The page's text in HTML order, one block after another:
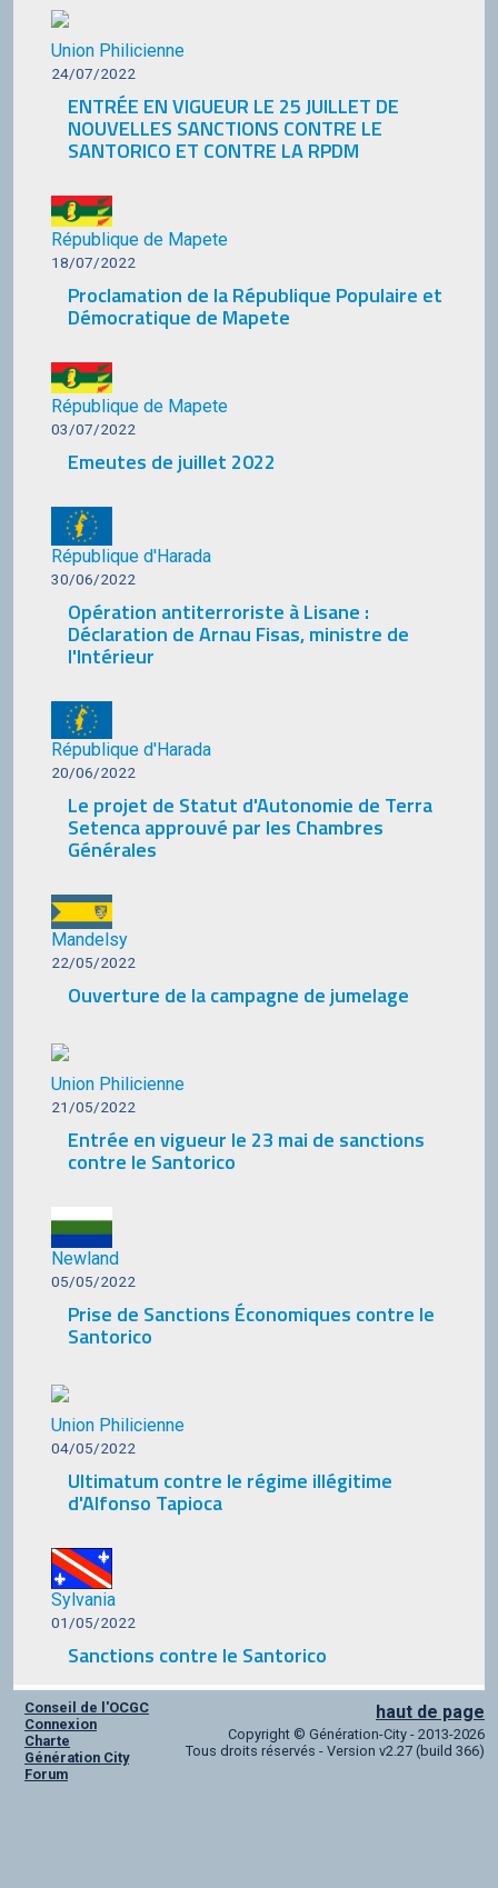
Union Philicienne
24/07/2022
ENTRÉE EN VIGUEUR LE 25 JUILLET DE
NOUVELLES SANCTIONS CONTRE LE
SANTORICO ET CONTRE LA RPDM
République de Mapete
18/07/2022
Proclamation de la République Populaire et
Démocratique de Mapete
République de Mapete
03/07/2022
Emeutes de juillet 2022
République d'Harada
30/06/2022
Opération antiterroriste à Lisane :
Déclaration de Arnau Fisas, ministre de
l'Intérieur
République d'Harada
20/06/2022
Le projet de Statut d'Autonomie de Terra
Setenca approuvé par les Chambres
Générales
Mandelsy
22/05/2022
Ouverture de la campagne de jumelage
Union Philicienne
21/05/2022
Entrée en vigueur le 23 mai de sanctions
contre le Santorico
Newland
05/05/2022
Prise de Sanctions Économiques contre le
Santorico
Union Philicienne
04/05/2022
Ultimatum contre le régime illégitime
d'Alfonso Tapioca
Sylvania
01/05/2022
Sanctions contre le Santorico
haut de page
Conseil de l'OCGC
Connexion
Charte
Génération City
Forum
Copyright © Génération-City - 2013-2026
Tous droits réservés - Version v2.27 (build 366)